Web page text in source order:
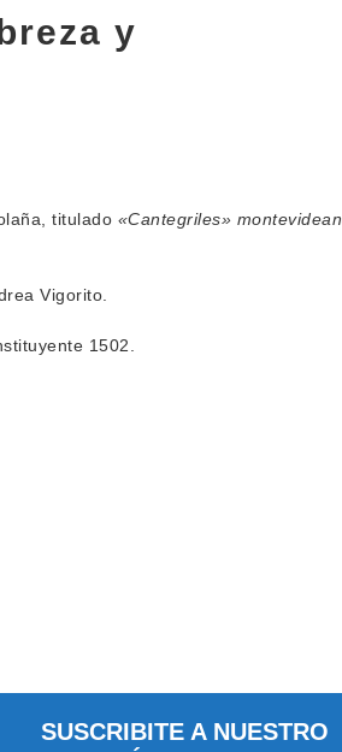
y
titulado «Cantegriles»
Vigorito.
1502.
SUSCRIBITE A NUESTRO